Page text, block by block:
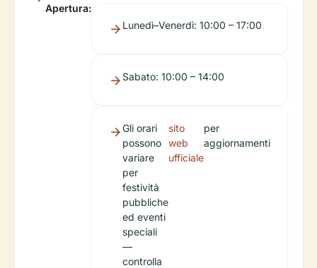
Apertura:
Lunedì–Venerdì: 10:00 – 17:00
Sabato: 10:00 – 14:00
Gli orari
possono
variare
per
festività
pubbliche
ed eventi
speciali
—
controlla
sito
web
ufficiale
per
aggiornamenti